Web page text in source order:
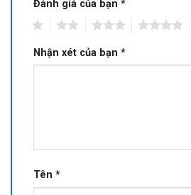
Đánh giá của bạn *
Nhận xét của bạn *
Tên *